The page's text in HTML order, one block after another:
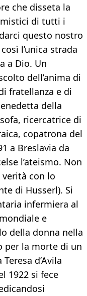
che disseta la
di tutti i
questo nostro
l’unica strada
a Dio. Un
dell’anima di
fratellanza e di
della
ricercatrice di
copatrona del
a Breslavia da
l’ateismo. Non
con lo
di Husserl). Si
infermiera al
e
della donna nella
per la morte di un
d’Avila
1922 si fece